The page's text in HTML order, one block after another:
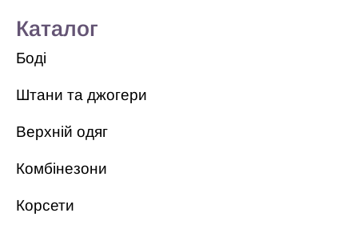
Каталог
Боді
Штани та джогери
Верхній одяг
Комбінезони
Корсети